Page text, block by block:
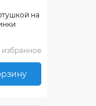
на
избранное